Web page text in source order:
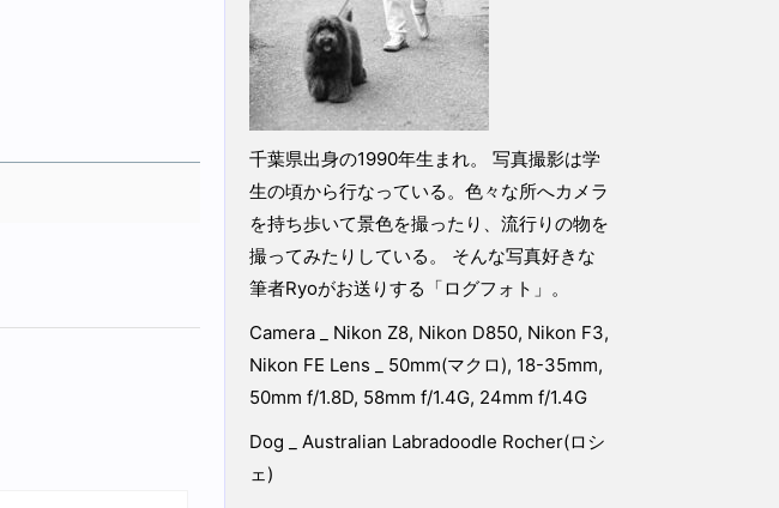
千葉県出身の1990年生まれ。 写真撮影は学
生の頃から行なっている。色々な所へカメラ
を持ち歩いて景色を撮ったり、流行りの物を
撮ってみたりしている。 そんな写真好きな
筆者Ryoがお送りする「ログフォト」。
Camera _ Nikon Z8, Nikon D850, Nikon F3,
Nikon FE Lens _ 50mm(マクロ), 18-35mm,
50mm f/1.8D, 58mm f/1.4G, 24mm f/1.4G
Dog _ Australian Labradoodle Rocher(ロシ
ェ)